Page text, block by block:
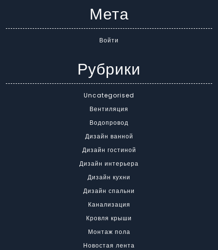
Мета
Войти
Рубрики
Uncategorised
Вентиляция
Водопровод
Дизайн ванной
Дизайн гостиной
Дизайн интерьера
Дизайн кухни
Дизайн спальни
Канализация
Кровля крыши
Монтаж пола
Новостая лента